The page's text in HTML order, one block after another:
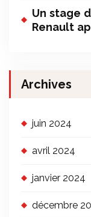
Un stage
Renault
Archives
juin 2024
avril 2024
janvier 2024
décembre